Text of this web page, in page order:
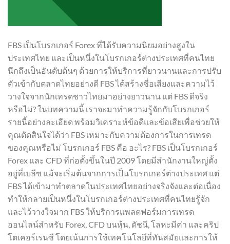
FBS เป็นโบรกเกอร์ Forex ที่ได้รับความนิยมอย่างสูงใน
ประเทศไทย และเป็นหนึ่งในโบรกเกอร์ต่างประเทศที่คนไทย
นึกถึงเป็นอันดับต้นๆ ด้วยการให้บริการที่ยาวนานและการปรับ
ตัวเข้ากับตลาดไทยอย่างดี FBS ได้สร้างชื่อเสียงและความไว้
วางใจจากนักเทรดชาวไทยมาอย่างยาวนาน แต่ FBS ดีจริง
หรือไม่? ในบทความนี้ เราจะมาทำความรู้จักกับโบรกเกอร์
รายนี้อย่างละเอียด พร้อมวิเคราะห์ข้อดีและข้อเสียเพื่อช่วยให้
คุณตัดสินใจได้ว่า FBS เหมาะกับความต้องการในการเทรด
ของคุณหรือไม่ โบรกเกอร์ FBS คือ อะไร? FBS เป็นโบรกเกอร์
Forex และ CFD ที่ก่อตั้งขึ้นในปี 2009 โดยมีสำนักงานใหญ่ตั้ง
อยู่ที่เบลีซ แม้จะเริ่มต้นจากการเป็นโบรกเกอร์ต่างประเทศ แต่
FBS ได้เข้ามาทำตลาดในประเทศไทยอย่างจริงจังและต่อเนื่อง
ทำให้กลายเป็นหนึ่งในโบรกเกอร์ต่างประเทศที่คนไทยรู้จัก
และไว้วางใจมาก FBS ให้บริการแพลตฟอร์มการเทรด
ออนไลน์สำหรับ Forex, CFD บนหุ้น, ดัชนี, โลหะมีค่า และคริป
โตเคอร์เรนซี โดยเน้นการใช้เทคโนโลยีที่ทันสมัยและการให้